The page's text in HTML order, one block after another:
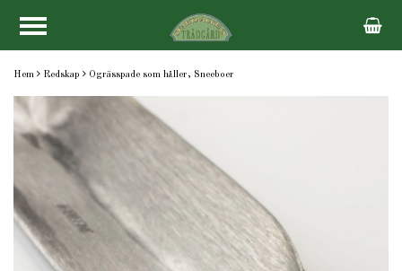
Hem Redskap Ogrässpade som håller, Sneeboer